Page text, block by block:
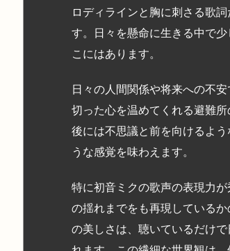
ロディラインと胸に刺さる歌
す。日々を懸命に生きる中で
こにはあります。
日々の人間関係や将来への不
切った心を温めてくれる避難
後には不思議と前を向けるよ
うな感覚を味わえます。
特に初音ミクの歌声の表現力
の揺れまでをも再現している
の美しさは、聴いているだけ